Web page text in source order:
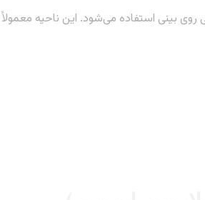
بینی استفاده می‌شود. این ناحیه